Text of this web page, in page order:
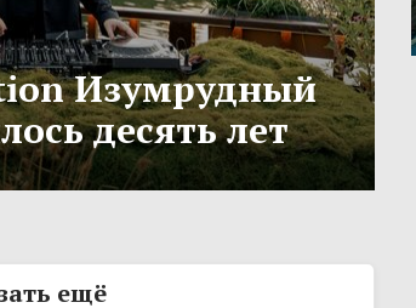
Изумрудный
десять лет
ещё